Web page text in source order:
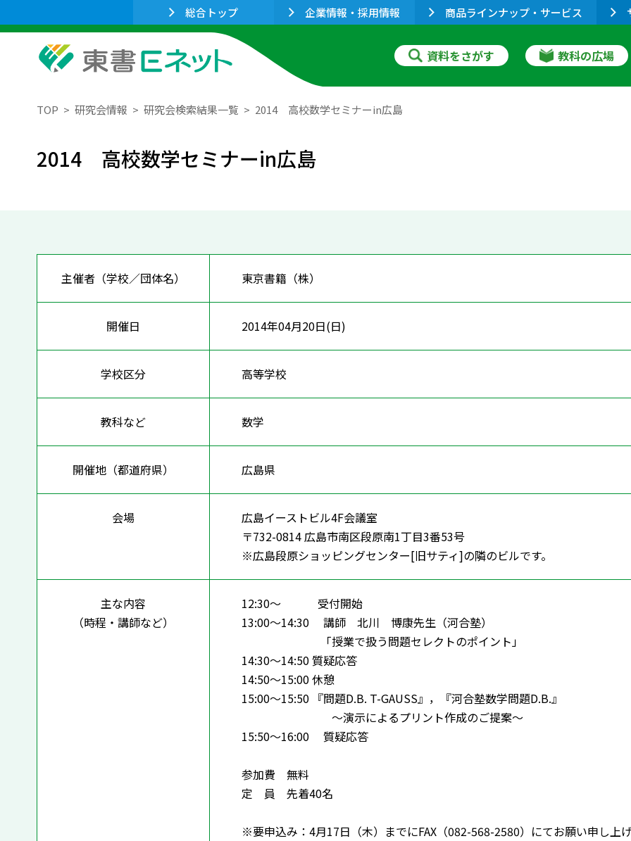
総合トップ 企業情報・採用情報 商品ラインナップ・サービス
資料をさがす 教科の広場
TOP 研究会情報 研究会検索結果一覧 2014 高校数学セミナーin広島
2014 高校数学セミナーin広島
主催者（学校／団体名） 東京書籍（株）
開催日 2014年04月20日(日)
学校区分 高等学校
教科など 数学
開催地（都道府県） 広島県
会場
広島イーストビル4F会議室
〒732-0814 広島市南区段原南1丁目3番53号
※広島段原ショッピングセンター[旧サティ]の隣のビルです。
主な内容
（時程・講師など）
12:30～ 受付開始
13:00～14:30 講師 北川 博康先生（河合塾）
「授業で扱う問題セレクトのポイント」
14:30～14:50 質疑応答
14:50～15:00 休憩
15:00～15:50 『問題D.B. T-GAUSS』，『河合塾数学問題D.B.』
～演示によるプリント作成のご提案～
15:50～16:00 質疑応答
参加費 無料
定 員 先着40名
※要申込み：4月17日（木）までにFAX（082-568-2580）にてお願い申し上げ